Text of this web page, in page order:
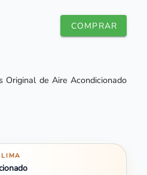
COMPRAR
Original de Aire Acondicionado